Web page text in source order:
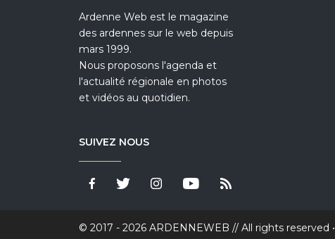
Ardenne Web est le magazine
des ardennes sur le web depuis
mars 1999.
Nous proposons l'agenda et
l'actualité régionale en photos
et vidéos au quotidien.
SUIVEZ NOUS
© 2017 - 2026 ARDENNEWEB // All rights reserved •